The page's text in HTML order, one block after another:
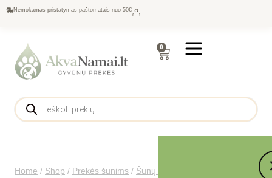
Nemokamas pristatymas paštomatais nuo 50€
0
Home / Shop / Prekės šunims / Šunų maistas